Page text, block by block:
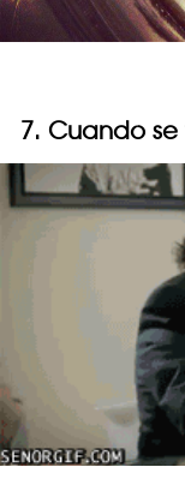
7. Cuando